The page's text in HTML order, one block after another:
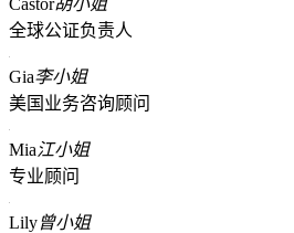
全球公证负责人
Gia李小姐
美国业务咨询顾问
Mia江小姐
专业顾问
Lily曾小姐